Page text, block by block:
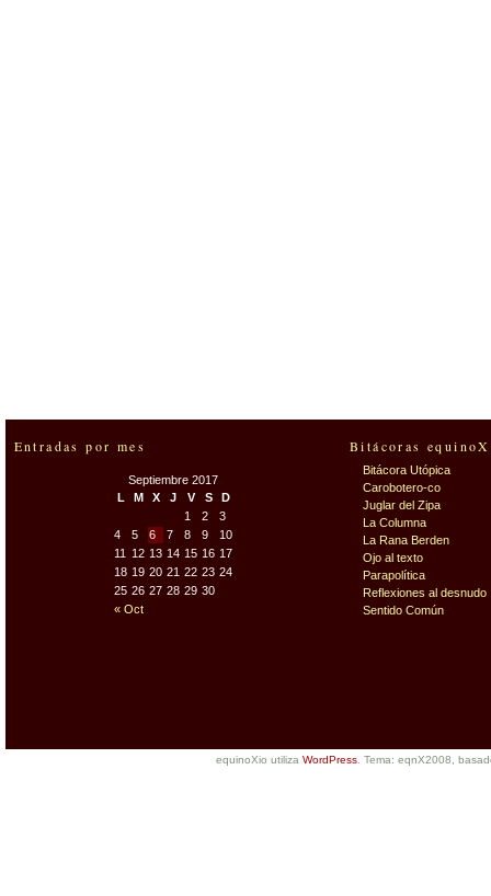
Entradas por mes
Septiembre 2017
L
M X J V S D
« Oct
1 2
3
4
5 6 7 8 9
10
11
12 13 14 15 16 17
18 19 20 21 22 23 24
25 26 27 28 29 30
Bitácoras
Bitácora Utópica
Carobotero-co
Juglar del Zipa
La Columna
La Rana Berden
Ojo al texto
Parapolítica
Reflexiones al desnudo
Sentido Común
equinoXio utiliza WordPress . Tema: eqnX2008,